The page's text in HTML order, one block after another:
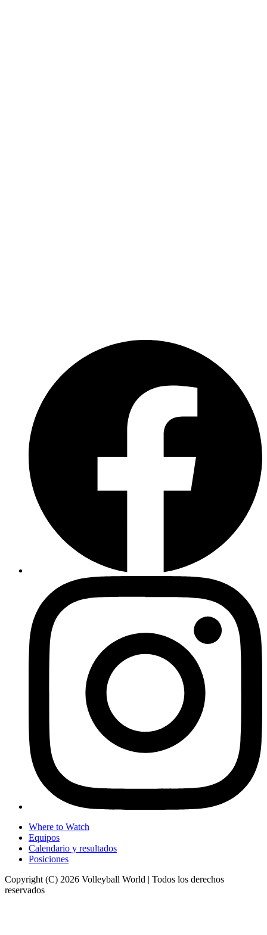
Where to Watch
Equipos
Calendario y resultados
Posiciones
Copyright (C) 2026 Volleyball World | Todos los derechos
reservados